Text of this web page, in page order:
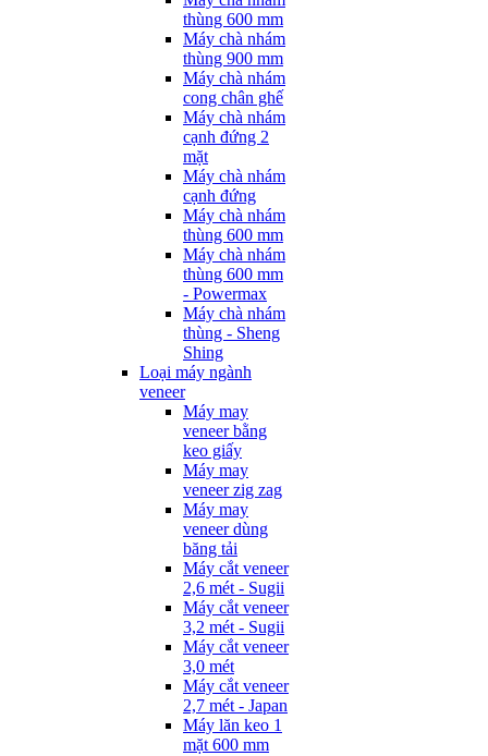
thùng 600 mm
Máy chà nhám
thùng 900 mm
Máy chà nhám
cong chân ghế
Máy chà nhám
cạnh đứng 2
mặt
Máy chà nhám
cạnh đứng
Máy chà nhám
thùng 600 mm
Máy chà nhám
thùng 600 mm
- Powermax
Máy chà nhám
thùng - Sheng
Shing
Loại máy ngành
veneer
Máy may
veneer bằng
keo giấy
Máy may
veneer zig zag
Máy may
veneer dùng
băng tải
Máy cắt veneer
2,6 mét - Sugii
Máy cắt veneer
3,2 mét - Sugii
Máy cắt veneer
3,0 mét
Máy cắt veneer
2,7 mét - Japan
Máy lăn keo 1
mặt 600 mm